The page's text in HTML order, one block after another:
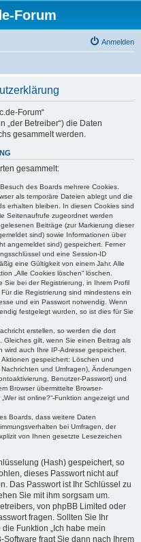
Forum
Anmelden
Forum“
„der Betreiber“) die Daten
gesammelt werden.
gesammelt:
des Boards mehrere Cookies.
als temporäre Dateien ablegt und die
erhalten bleiben. In diesen Cookies sind
Seitenaufrufe zugeordnet werden
Beiträge (zur Markierung dieser
sind) sowie Informationen über
angemeldet sind) gespeichert. Ferner
und eine Session-ID
eine Gültigkeit von einem Jahr. Alle
„Alle Cookies löschen“ löschen.
Sie bei der Registrierung, in Ihrem Profil
die Registrierung sind mindestens ein
und ein Passwort notwendig. Wenn
festgelegt wurden, so ist dies für Sie
erstellen, so werden die dort
gilt, wenn Sie einen Beitrag als
wird auch Ihre IP-Adresse gespeichert.
gespeichert: Löschen und
und Umfragen), Änderungen
Benutzer-Passwort) und
Browser übermittelte Browser-
ist online?“-Funktion angezeigt und
Boards, dass weitere Daten
bei Umfragen, der
von Ihnen gesetzte Lesezeichen
(Hash) gespeichert, so
dieses Passwort nicht auf
Das Passwort ist Ihr Schlüssel zu
Sie mit ihm sorgsam um.
von phpBB Limited oder
fragen. Sollten Sie Ihr
Funktion „Ich habe mein
Software fragt Sie dann nach Ihrem